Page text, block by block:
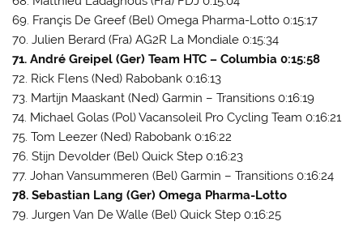
69. Françis De Greef (Bel) Omega Pharma-Lotto 0:15:17
70. Julien Berard (Fra) AG2R La Mondiale 0:15:34
71. André Greipel (Ger) Team HTC – Columbia 0:15:58
72. Rick Flens (Ned) Rabobank 0:16:13
73. Martijn Maaskant (Ned) Garmin – Transitions 0:16:19
74. Michael Golas (Pol) Vacansoleil Pro Cycling Team 0:16:21
75. Tom Leezer (Ned) Rabobank 0:16:22
76. Stijn Devolder (Bel) Quick Step 0:16:23
77. Johan Vansummeren (Bel) Garmin – Transitions 0:16:24
78. Sebastian Lang (Ger) Omega Pharma-Lotto
79. Jurgen Van De Walle (Bel) Quick Step 0:16:25